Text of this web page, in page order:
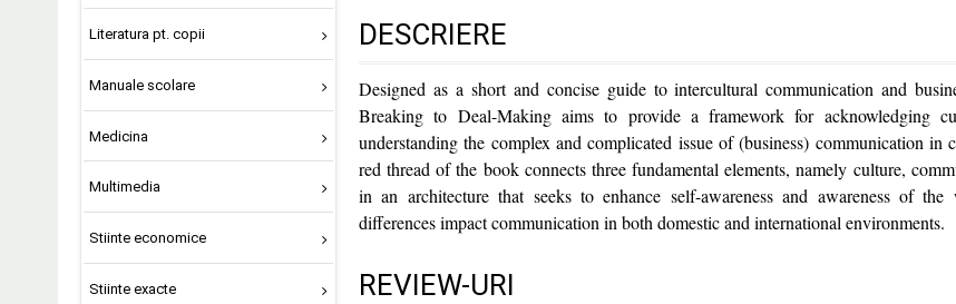
Literatura pt. copii
Manuale scolare
Medicina
Multimedia
Stiinte economice
Stiinte exacte
DESCRIERE
Designed as a short and concise guide to intercultural communication and
Breaking to Deal-Making aims to provide a framework for acknowledging
understanding the complex and complicated issue of (business) communication in
red thread of the book connects three fundamental elements, namely culture,
in an architecture that seeks to enhance self-awareness and awareness of
differences impact communication in both domestic and international environments.
REVIEW-URI